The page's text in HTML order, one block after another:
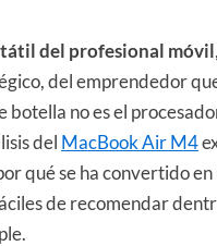
del profesional móvil
del emprendedor
botella no es el
del MacBook Air M4
qué se ha convertido en
de recomendar